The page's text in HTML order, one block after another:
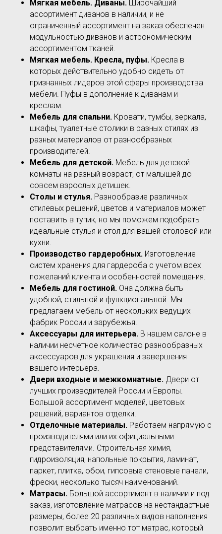
Мягкая мебель. Диваны. Широчайший
ассортимент диванов в наличии, и не
ограниченный ассортимент на заказ обеспечен
модульностью диванов и астрономическим
ассортиментом тканей.
Мягкая мебель. Кресла, пуфы. Кресла в
которых действительно удобно сидеть от
признанных лидеров этой сферы производства
мебели. Пуфы в дополнение к диванам и
креслам.
Мебель для спальни. Кровати, тумбы, зеркала,
шкафы, туалетные столики в разных стилях из
разных материалов от разнообразных
производителей.
Мебель для детской. Мебель для детской
комнаты на разный возраст, от малышей до
совсем взрослых детишек.
Столы и стулья. Разнообразие различных
стилевых решений, цветов и материалов может
поставить в тупик, но мы поможем подобрать
идеальные стулья и стол для вашей столовой или
кухни.
Производство гардеробных. Изготовление
систем хранения для гардероба с учетом всех
пожеланий клиента и особенностей помещения.
Мебель для гостиной. Она должна быть
удобной, стильной и функциональной. Мы
предлагаем мебель от нескольких ведущих
фабрик России и зарубежья.
Аксессуары для интерьера. В нашем салоне в
наличии несчетное количество разнообразных
аксессуаров для украшения и завершения
вашего интерьера.
Двери входные и межкомнатные. Двери от
лучших производителей России и Европы.
Большой ассортимент моделей, цветовых
решений, вариантов отделки.
Отделочные материалы. Работаем напрямую с
производителями или их официальными
представителями. Строительная химия,
гидроизоляция, напольные покрытия, ламинат,
паркет, плитка, обои, гипсовые стеновые панели,
фрески, несколько тысяч наименований.
Матрасы. Большой ассортимент в наличии и под
заказ, изготовление матрасов на нестандартные
размеры, более 20 различных видов наполнения
позволит выбрать именно тот матрас, который